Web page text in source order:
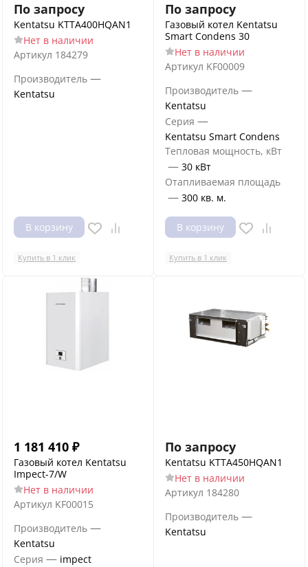
По запросу
Kentatsu KTTA400HQAN1
Нет в наличии
Артикул 184279
Производитель —
Kentatsu
В корзину
Купить в 1 клик
По запросу
Газовый котел Kentatsu
Smart Condens 30
Нет в наличии
Артикул KF00009
Производитель —
Kentatsu
Серия —
Kentatsu Smart Condens
Тепловая мощность, кВт
— 30 кВт
Отапливаемая площадь
— 300 кв. м.
В корзину
Купить в 1 клик
1 181 410 ₽
Газовый котел Kentatsu
Impect-7/W
Нет в наличии
Артикул KF00015
Производитель —
Kentatsu
Серия — impect
По запросу
Kentatsu KTTA450HQAN1
Нет в наличии
Артикул 184280
Производитель —
Kentatsu